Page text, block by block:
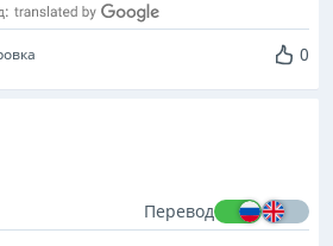
0
Перевод